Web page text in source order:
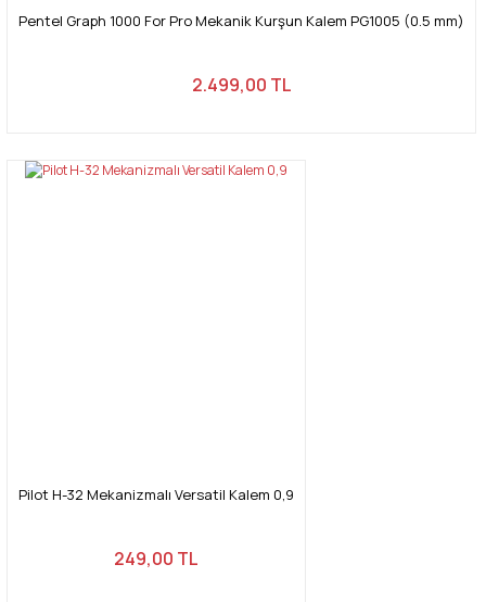
Pentel Graph 1000 For Pro Mekanik Kurşun Kalem PG1005 (0.5 mm)
2.499,00 TL
Pilot H-32 Mekanizmalı Versatil Kalem 0,9
249,00 TL